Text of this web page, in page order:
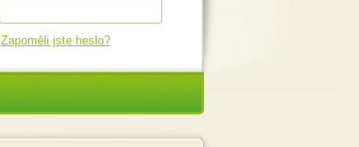
Zapoměli jste heslo?